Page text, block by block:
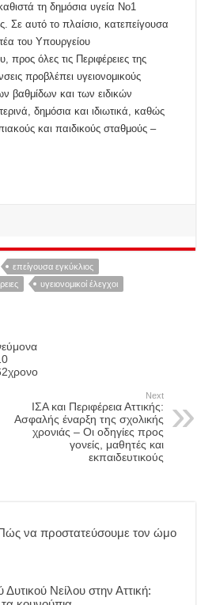
τη δημόσια υγεία Νο1
Σε αυτό το πλαίσιο, κατεπείγουσα
του Υπουργείου
όλες τις Περιφέρειες της
προβλέπει υγειονομικούς
βαθμίδων και των ειδικών
δημόσια και ιδιωτικά, καθώς
και παιδικούς σταθμούς –
επείγουσα εγκύκλιος
υγειονομικοί έλεγχοι
Next
ΙΣΑ και Περιφέρεια Αττικής:
Ασφαλής έναρξη της σχολικής
χρονιάς – Οι οδηγίες προς
γονείς, μαθητές και
εκπαιδευτικούς
να προστατεύσουμε τον ώμο
Νείλου στην Αττική: